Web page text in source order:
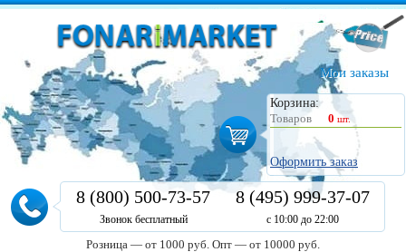
Мои заказы
Корзина:
Товаров
0 шт.
Оформить заказ
8 (800) 500-73-57
Звонок бесплатный
8 (495) 999-37-07
с 10:00 до 22:00
Розница — от 1000 руб. Опт — от 10000 руб.